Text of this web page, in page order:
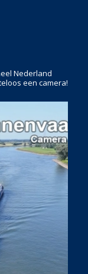
Nederland
een camera!